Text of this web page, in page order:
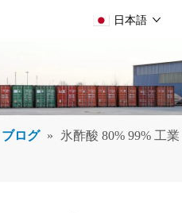
日本語
ブログ »
氷酢酸 80% 99% 工業